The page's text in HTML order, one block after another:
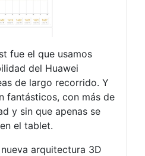
fue el que usamos
del Huawei
de largo recorrido. Y
fantásticos, con más de
y sin que apenas se
el tablet.
arquitectura 3D